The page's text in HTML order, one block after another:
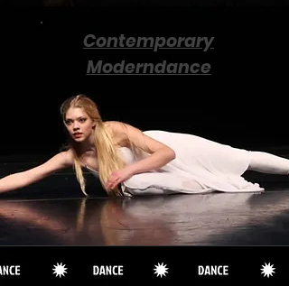
Contemporary
Moderndance